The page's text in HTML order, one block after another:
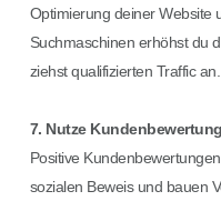
Optimierung deiner Website
Suchmaschinen erhöhst du
ziehst qualifizierten Traffic an.
7. Nutze
Positive
sozialen Beweis und bauen